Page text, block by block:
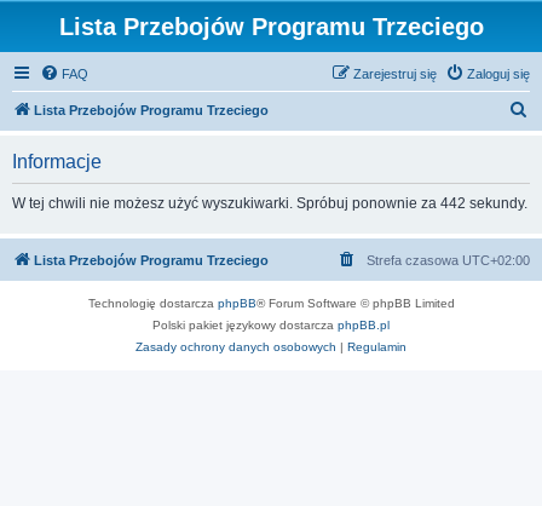
Lista Przebojów Programu Trzeciego
FAQ Zaloguj się
Zarejestruj się
Lista Przebojów Programu Trzeciego
j
Informacje
W tej chwili nie możesz użyć wyszukiwarki. Spróbuj ponownie za 442 sekundy.
Lista Przebojów Programu Trzeciego Strefa czasowa UTC+02:00
Technologię dostarcza phpBB® Forum Software © phpBB Limited
Polski pakiet językowy dostarcza phpBB.pl
Zasady ochrony danych osobowych | Regulamin